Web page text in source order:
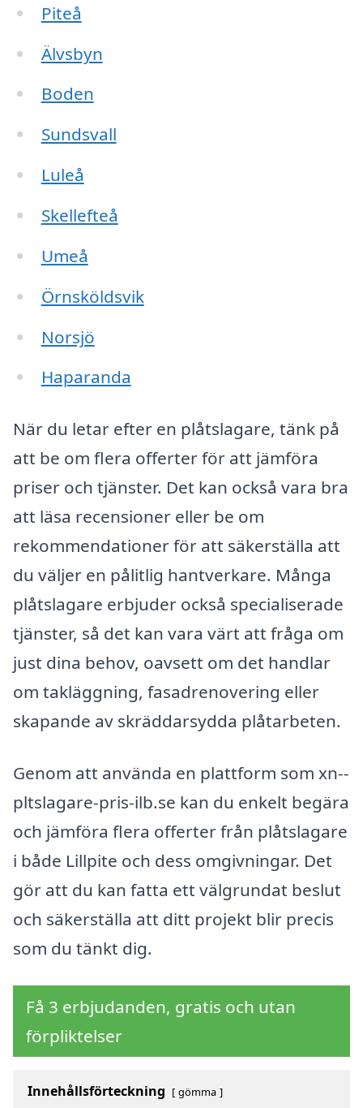
Piteå
Älvsbyn
Boden
Sundsvall
Luleå
Skellefteå
Umeå
Örnsköldsvik
Norsjö
Haparanda
När du letar efter en plåtslagare, tänk på
att be om flera offerter för att jämföra
priser och tjänster. Det kan också vara bra
att läsa recensioner eller be om
rekommendationer för att säkerställa att
du väljer en pålitlig hantverkare. Många
plåtslagare erbjuder också specialiserade
tjänster, så det kan vara värt att fråga om
just dina behov, oavsett om det handlar
om takläggning, fasadrenovering eller
skapande av skräddarsydda plåtarbeten.
Genom att använda en plattform som xn--
pltslagare-pris-ilb.se kan du enkelt begära
och jämföra flera offerter från plåtslagare
i både Lillpite och dess omgivningar. Det
gör att du kan fatta ett välgrundat beslut
och säkerställa att ditt projekt blir precis
som du tänkt dig.
Få 3 erbjudanden, gratis och utan
förpliktelser
Innehållsförteckning gömma